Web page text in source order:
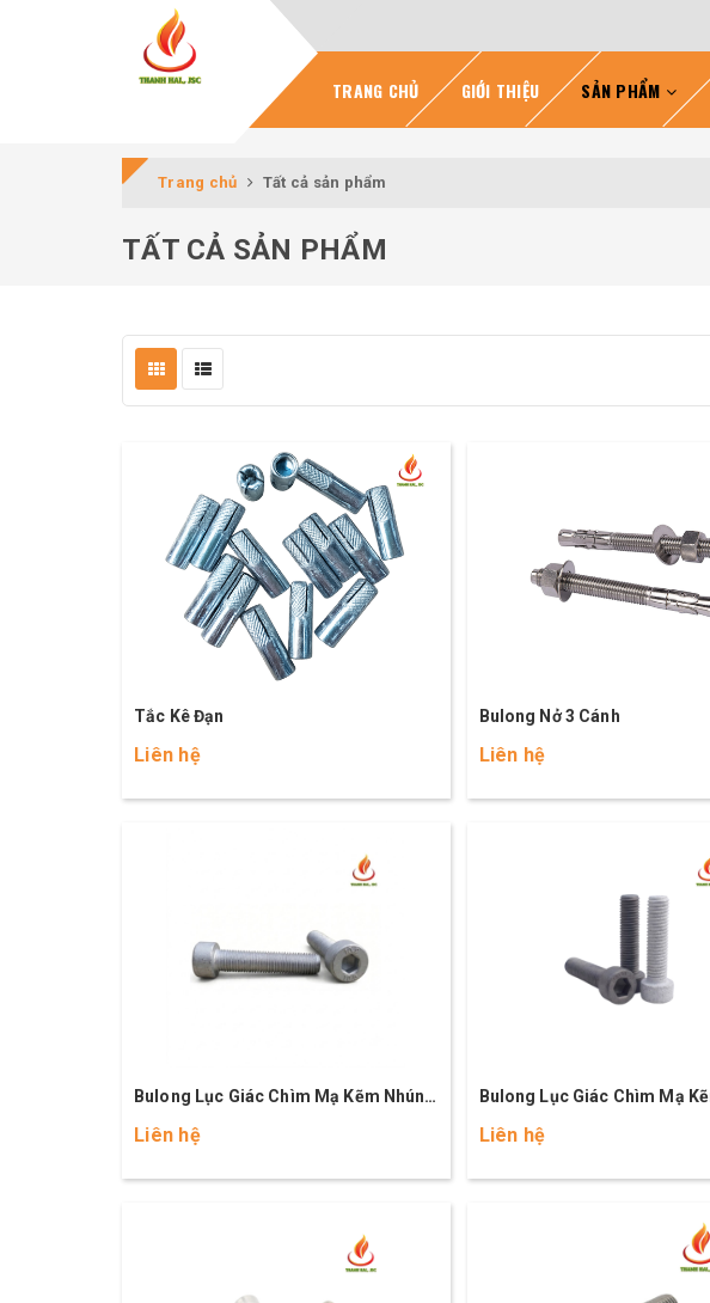
TRANG CHỦ GIỚI THIỆU SẢN PHẨM
Trang chủ Tất cả sản phẩm
TẤT CẢ SẢN PHẨM
Tắc Kê Đạn
Liên hệ
Bulong Nở 3 Cánh
Liên hệ
Bulong Lục Giác Chìm Mạ Kẽm Nhúng
Liên hệ
Bulong Lục Giác Chìm Mạ
Liên hệ